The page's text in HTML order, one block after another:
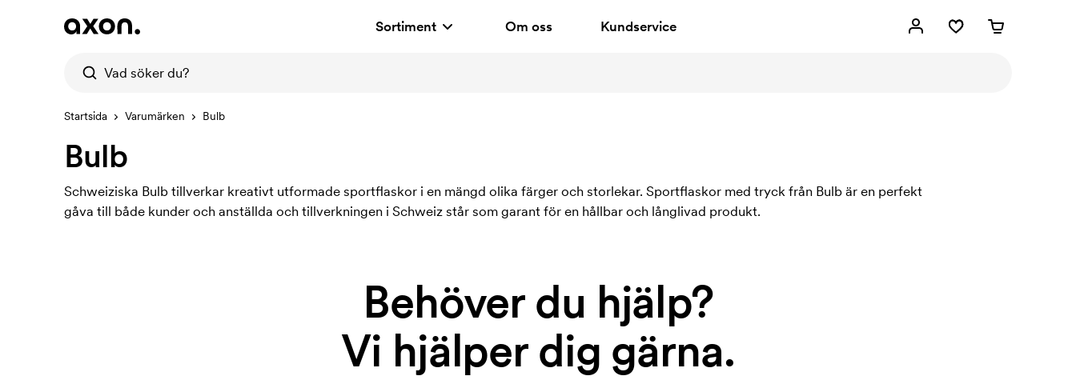
Sortiment Om oss Kundservice
Startsida Varumärken Bulb
Bulb
Schweiziska Bulb tillverkar kreativt utformade sportflaskor i en mängd olika färger och storlekar. Sportflaskor med tryck från Bulb är en perfekt
gåva till både kunder och anställda och tillverkningen i Schweiz står som garant för en hållbar och långlivad produkt.
Behöver du hjälp?
Vi hjälper dig gärna.